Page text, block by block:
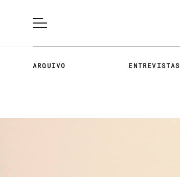
ARQUIVO ENTREVISTAS